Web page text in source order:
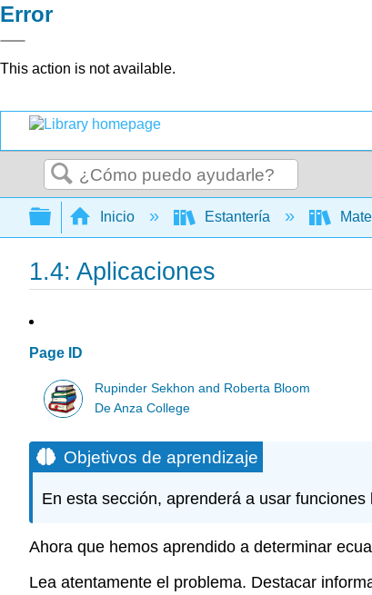
Error
This action is not available.
Buscar
Expandir/contraer jerarquía
Inicio Estantería
1.4: Aplicaciones
Page ID
Rupinder Sekhon and Roberta Bloom
De Anza College
Objetivos de aprendizaje
En esta sección, aprenderá a usar
Ahora que hemos aprendido a determinar
Lea atentamente el problema. Destacar